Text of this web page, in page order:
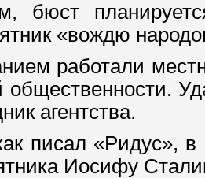
бюст
«вождю
работали
общественности.
агентства.
писал «Ридус»,
Иосифу